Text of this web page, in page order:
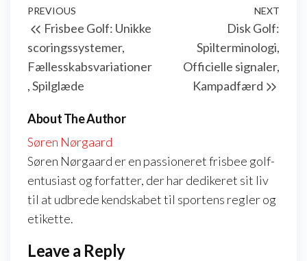
Post
navigation
Previous
Post
PREVIOUS
Frisbee Golf: Unikke
scoringssystemer,
Fællesskabsvariationer
, Spilglæde
NEXT
Disk Golf:
Spilterminologi,
Officielle signaler,
Kampadfærd
About The Author
Søren Nørgaard
Søren Nørgaard er en passioneret frisbee golf-
entusiast og forfatter, der har dedikeret sit liv
til at udbrede kendskabet til sportens regler og
etikette.
Leave a Reply